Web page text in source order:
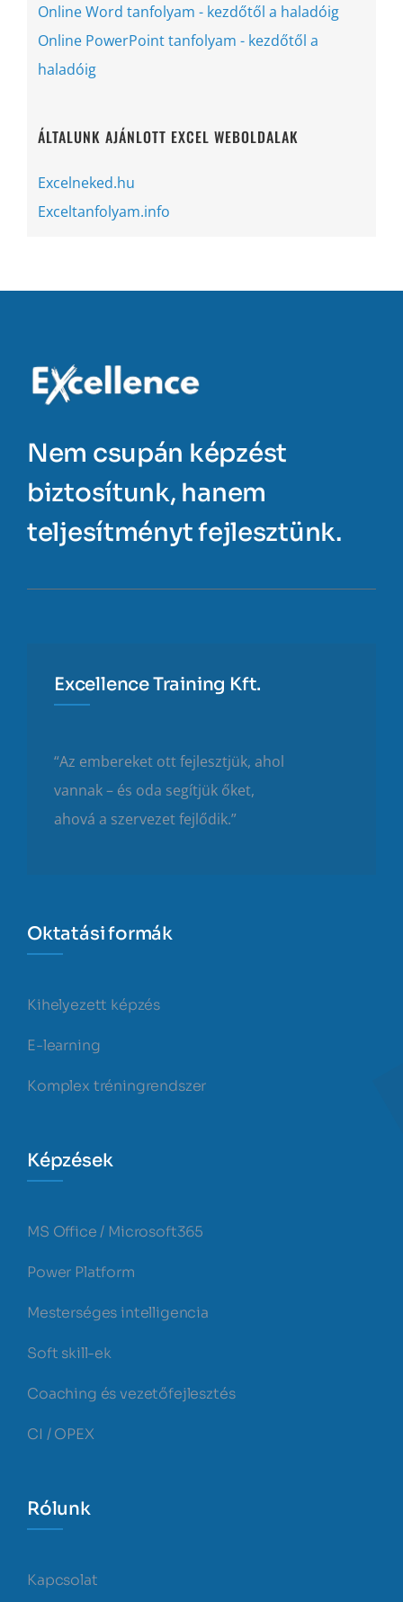
Online Word tanfolyam - kezdőtől a haladóig
Online PowerPoint tanfolyam - kezdőtől a
haladóig
ÁLTALUNK AJÁNLOTT EXCEL WEBOLDALAK
Excelneked.hu
Exceltanfolyam.info
Nem csupán képzést
biztosítunk, hanem
teljesítményt fejlesztünk.
Excellence Training Kft.
“Az embereket ott fejlesztjük, ahol
vannak – és oda segítjük őket,
ahová a szervezet fejlődik.”
Oktatási formák
Kihelyezett képzés
E-learning
Komplex tréningrendszer
Képzések
MS Office / Microsoft365
Power Platform
Mesterséges intelligencia
Soft skill-ek
Coaching és vezetőfejlesztés
CI / OPEX
Rólunk
Kapcsolat